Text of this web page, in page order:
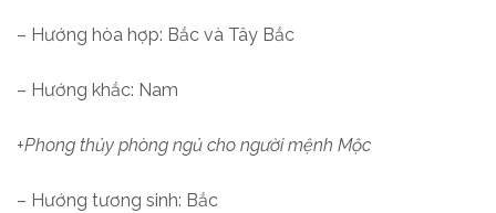
– Hướng hòa hợp: Bắc và Tây Bắc
– Hướng khắc: Nam
+Phong thủy phòng ngủ cho người mệnh Mộc
– Hướng tương sinh: Bắc